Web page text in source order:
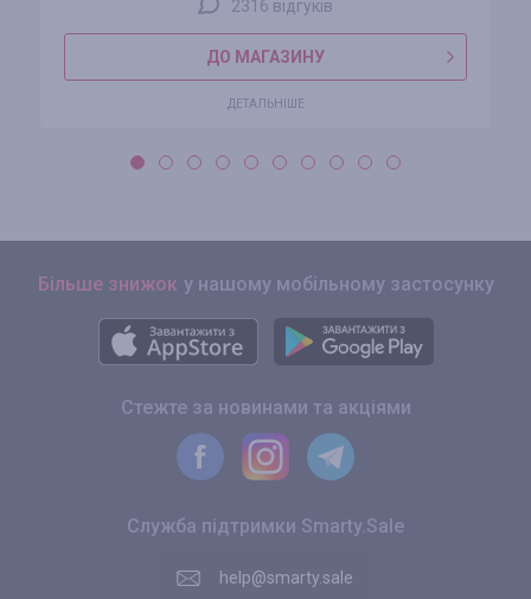
2316 відгуків
ДО МАГАЗИНУ
ДЕТАЛЬНІШЕ
Більше знижок у нашому мобільному застосунку
Стежте за новинами та акціями
Служба підтримки Smarty.Sale
help@smarty.sale